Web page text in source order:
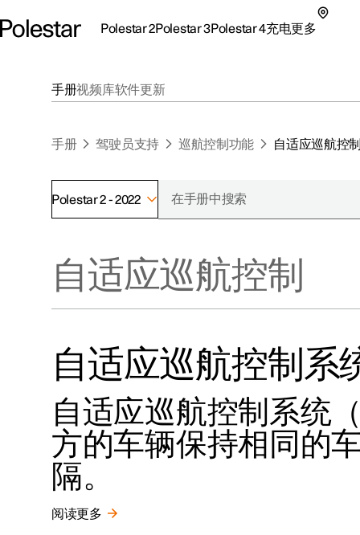
Polestar 2Polestar 3Polestar 4充电更多
探索Polestar 2
联系我们
探索Polestar 3
探索Polestar 4
探索充电
公共充电
车主服务
可持续性
新闻
（在新窗
手册视频库软件更新
手册 驾驶员支持 巡航控制功能 自适应巡航控
Polestar 2 - 2022
自适应巡航控制
自适应巡航控制系
自适应巡航控制系统
方的车辆保持相同的
隔。
阅读更多